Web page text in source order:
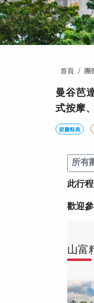
首頁 團
曼谷芭
式按摩
節慶祭典
所有
此行
歡迎
山富